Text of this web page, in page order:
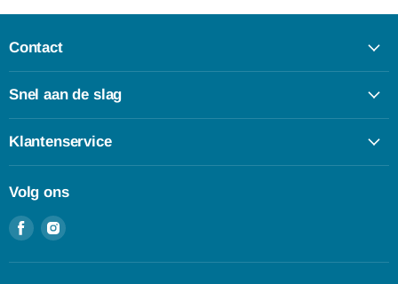
Contact
Snel aan de slag
Klantenservice
Volg ons
Vind
ons
op
Vind
op